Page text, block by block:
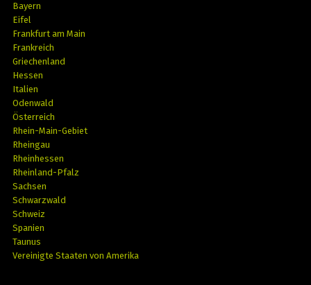
Bayern
Eifel
Frankfurt am Main
Frankreich
Griechenland
Hessen
Italien
Odenwald
Österreich
Rhein-Main-Gebiet
Rheingau
Rheinhessen
Rheinland-Pfalz
Sachsen
Schwarzwald
Schweiz
Spanien
Taunus
Vereinigte Staaten von Amerika